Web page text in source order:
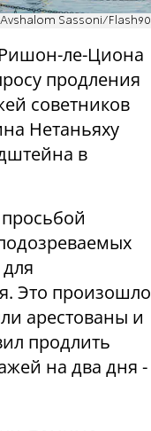
Avshalom Sassoni/Flash90
ле-Циона
продления
советников
Нетаньяху
в
Это произошло
арестованы и
продлить
на два дня -